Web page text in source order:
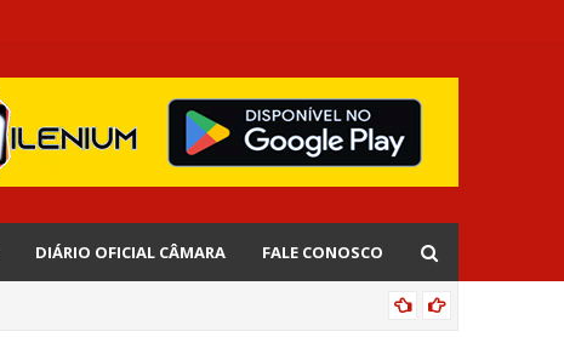
DIÁRIO OFICIAL CÂMARA FALE CONOSCO